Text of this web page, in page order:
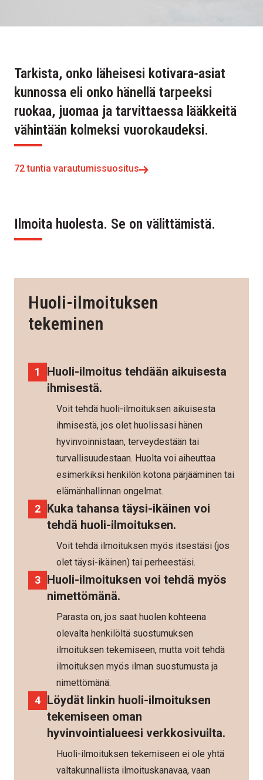
Tarkista, onko läheisesi kotivara-asiat
kunnossa eli onko hänellä tarpeeksi
ruokaa, juomaa ja tarvittaessa lääkkeitä
vähintään kolmeksi vuorokaudeksi.
72 tuntia varautumissuositus
Ilmoita huolesta. Se on välittämistä.
Huoli-ilmoituksen
tekeminen
Huoli-ilmoitus tehdään aikuisesta
ihmisestä.
Voit tehdä huoli-ilmoituksen aikuisesta
ihmisestä, jos olet huolissasi hänen
hyvinvoinnistaan, terveydestään tai
turvallisuudestaan. Huolta voi aiheuttaa
esimerkiksi henkilön kotona pärjääminen tai
elämänhallinnan ongelmat.
Kuka tahansa täysi-ikäinen voi
tehdä huoli-ilmoituksen.
Voit tehdä ilmoituksen myös itsestäsi (jos
olet täysi-ikäinen) tai perheestäsi.
Huoli-ilmoituksen voi tehdä myös
nimettömänä.
Parasta on, jos saat huolen kohteena
olevalta henkilöltä suostumuksen
ilmoituksen tekemiseen, mutta voit tehdä
ilmoituksen myös ilman suostumusta ja
nimettömänä.
Löydät linkin huoli-ilmoituksen
tekemiseen oman
hyvinvointialueesi verkkosivuilta.
Huoli-ilmoituksen tekemiseen ei ole yhtä
valtakunnallista ilmoituskanavaa, vaan